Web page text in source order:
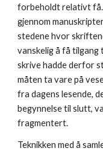
forbeholdt relativt få.
gjennom
stedene hvor
vanskelig å få tilgang
skrive hadde derfor
måten ta vare på
fra dagens lesende,
begynnelse til slutt,
fragmentert.
Teknikken med å